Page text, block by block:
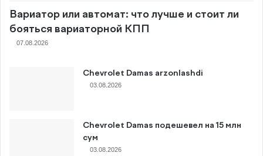
Вариатор или автомат: что лучше и стоит ли
бояться вариаторной КПП
07.08.2026
Chevrolet Damas arzonlashdi
03.08.2026
Chevrolet Damas подешевел на 15 млн
сум
03.08.2026